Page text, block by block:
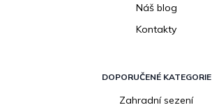
Náš blog
Kontakty
DOPORUČENÉ KATEGORIE
Zahradní sezení